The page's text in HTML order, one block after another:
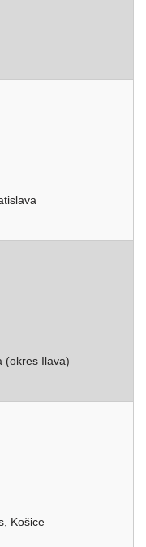
(okres Ilava)
Košice